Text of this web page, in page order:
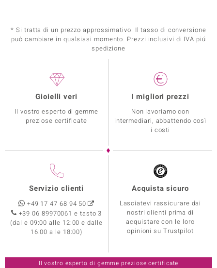
* Si tratta di un prezzo approssimativo. Il tasso di conversione
può cambiare in qualsiasi momento. Prezzi inclusivi di IVA piú
spedizione
Gioielli veri
Il vostro esperto di gemme
preziose certificate
I migliori prezzi
Non lavoriamo con
intermediari, abbattendo così
i costi
Servizio clienti
+49 17 47 68 94 50
+39 06 89970061 e tasto 3
(dalle 09:00 alle 12:00 e dalle
16:00 alle 18:00)
Acquista sicuro
Lasciatevi rassicurare dai
nostri clienti prima di
acquistare con le loro
opinioni su Trustpilot
Il vostro esperto di gemme preziose certificate